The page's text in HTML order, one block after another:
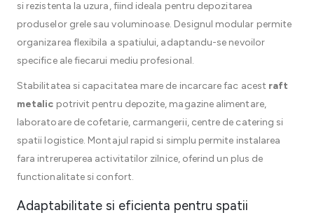
si rezistenta la uzura, fiind ideala pentru depozitarea
produselor grele sau voluminoase. Designul modular permite
organizarea flexibila a spatiului, adaptandu-se nevoilor
specifice ale fiecarui mediu profesional.
Stabilitatea si capacitatea mare de incarcare fac acest raft
metalic potrivit pentru depozite, magazine alimentare,
laboratoare de cofetarie, carmangerii, centre de catering si
spatii logistice. Montajul rapid si simplu permite instalarea
fara intreruperea activitatilor zilnice, oferind un plus de
functionalitate si confort.
Adaptabilitate si eficienta pentru spatii